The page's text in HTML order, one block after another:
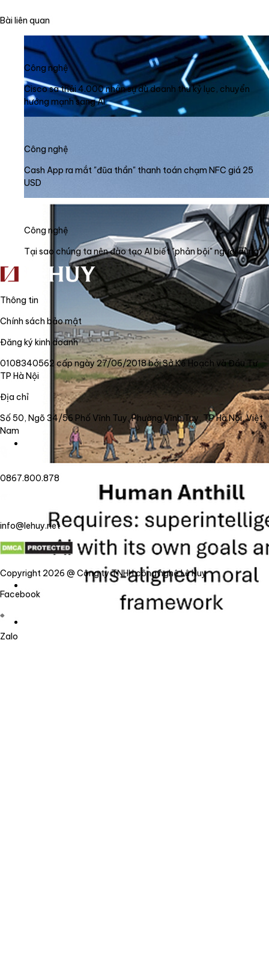
Bài liên quan
Công nghệ
Cisco sa thải 4.000 nhân sự dù doanh thu kỷ lục, chuyển
hướng mạnh sang AI
Công nghệ
Cash App ra mắt "đũa thần" thanh toán chạm NFC giá 25
USD
Công nghệ
Tại sao chúng ta nên đào tạo AI biết "phản bội" người dùng?
Thông tin
Chính sách bảo mật
Đăng ký kinh doanh
0108340562 cấp ngày 27/06/2018 bởi Sở Kế Hoạch và Đầu Tư
TP Hà Nội
Địa chỉ
Số 50, Ngõ 34/56 Phố Vĩnh Tuy, Phường Vĩnh Tuy, TP Hà Nội, Việt
Nam
0867.800.878
info@lehuy.net
Copyright 2026 @ Công ty TNHH công nghệ Lê Huy
Facebook
Zalo